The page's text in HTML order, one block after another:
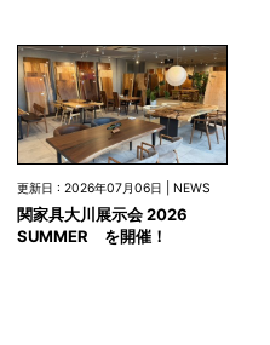
更新日 : 2026年07月06日 | NEWS
関家具大川展示会 2026
SUMMER を開催！